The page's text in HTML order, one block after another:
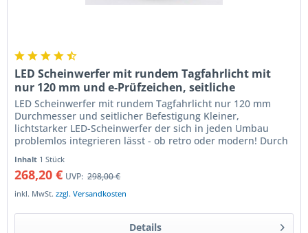
LED Scheinwerfer mit rundem Tagfahrlicht mit
nur 120 mm und e-Prüfzeichen, seitliche
Befestigung
LED Scheinwerfer mit rundem Tagfahrlicht nur 120 mm
Durchmesser und seitlicher Befestigung Kleiner,
lichtstarker LED-Scheinwerfer der sich in jeden Umbau
problemlos integrieren lässt - ob retro oder modern! Durch
Inhalt 1 Stück
268,20 € UVP: 298,00 €
inkl. MwSt.zzgl. Versandkosten
Details